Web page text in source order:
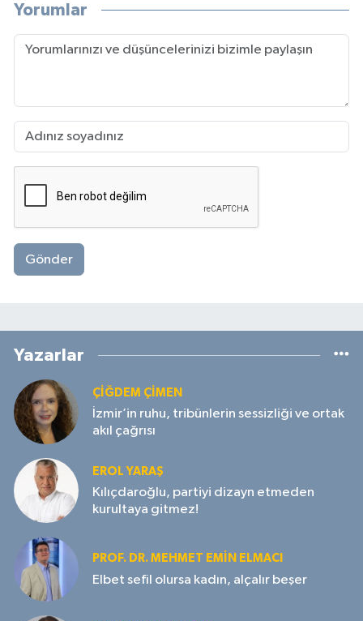
Yorumlar
Gönder
Yazarlar
ÇIĞDEM ÇIMEN
İzmir’in ruhu, tribünlerin sessizliği ve ortak
akıl çağrısı
EROL YARAŞ
Kılıçdaroğlu, partiyi dizayn etmeden
kurultaya gitmez!
PROF. DR. MEHMET EMIN ELMACI
Elbet sefil olursa kadın, alçalır beşer